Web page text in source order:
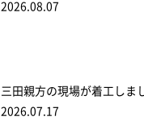
2026.08.07
三田親方の現場が着工しま
2026.07.17